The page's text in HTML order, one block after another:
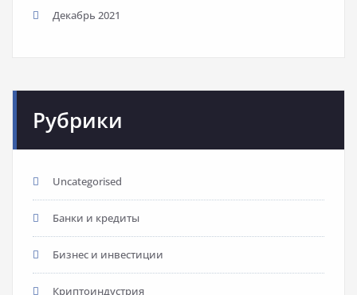
Декабрь 2021
Рубрики
Uncategorised
Банки и кредиты
Бизнес и инвестиции
Криптоиндустрия